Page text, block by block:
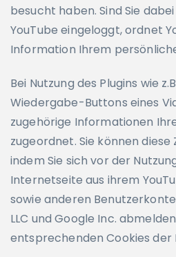
besucht haben. Sind Sie
YouTube eingeloggt, ordnet
Information Ihrem
Bei Nutzung des Plugins wie
Wiedergabe-Buttons eines
zugehörige Informationen
zugeordnet. Sie können
indem Sie sich vor der
Internetseite aus ihrem
sowie anderen
LLC und Google Inc.
entsprechenden Cookies der